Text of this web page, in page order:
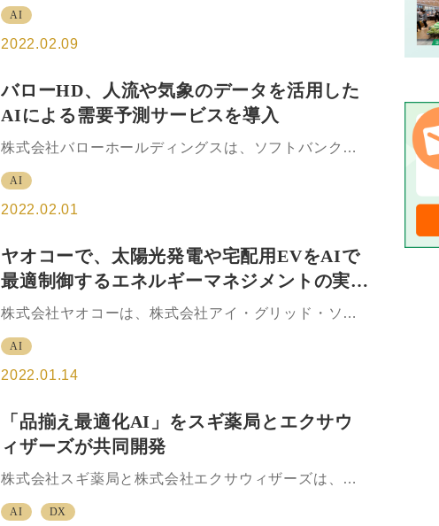
心感のある情報で、信頼性を伴った購買動機を育み、
始する。…
スマート空調システム」および「ウイルスフリ-エアシ
ステム」の導入に向けた実証実験を伊勢丹新宿本店に
環境長期目標に「温室効果ガス排出実質ゼロ」を掲げ
ている。 本取り組みは、導入フロアの空調で使用して
いるエネルギー(電力およびガス)の年間使用量の従来比
50％削減を目指すもので、運用開始後には、空調ほか
照明や動力といった導入フロア全体で使用する総エネ
ルギーの20～25％の削減が見込まれる。2021年12月
AI
2022.02.09
バローHD、人流や気象のデータを活用した
AIによる需要予測サービスを導入
株式会社バローホールディングスは、ソフトバンク株
や気象のデータを活用したAIによる需要予測サービス
「サキミル」を2022年1月31日から導入する。 店舗ご
提供。これにより、「サキミル」が予測した来店客数
を基に、店舗ごとの商品の発注数や従業員の勤務シフ
トを調整できる。 「サキミル」は、ソフトバンクの携
帯電話基地局から得られる端末の位置情報データを基
にした人流統計データ※2や、日本気象協会が保有する
気象データ、導入企業が保有する店舗ごとの売り上げ
気象協会…
AI
2022.02.01
ヤオコーで、太陽光発電や宅配用EVをAIで
最適制御するエネルギーマネジメントの実証
実験を開始
株式会社ヤオコーは、株式会社アイ・グリッド・ソリ
忠商事株式会社とともに、ヤオコー川越的場店で店舗
の太陽光発電・蓄電池・V2Hとネットスーパー用EVを
ムの実証実験を2022年1月より開始する。 ■「エネル
ギー×モビリティ×AI」で実現するラストワンマイル物
流の脱炭素化 ヤオコー川越的場店で、PPA モデル
（第三者所有モデル）で自家消費太陽光発電を導入。
2021年6月には実証実験の第一弾として蓄電池を導入
し、「R.E.A.L. New Energy Platform®」によるエネ
AI
2022.01.14
「品揃え最適化AI」をスギ薬局とエクサウ
ィザーズが共同開発
株式会社スギ薬局と株式会社エクサウィザーズは、小
併設型ドラッグストア「スギ薬局」で運用開始する。
AI DX